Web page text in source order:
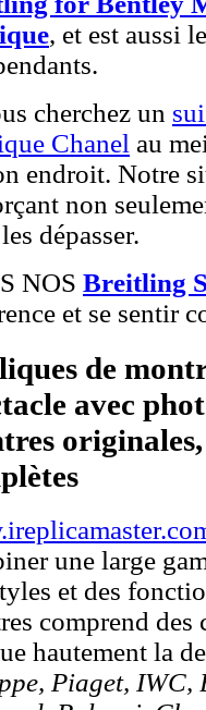
, et est aussi
cherchez un
Chanel au
endroit. Notre
non
dépasser.
NOS Breitling
et se sentir
de
avec
une large
et des
comprend des
hautement la
Piaget, IWC,